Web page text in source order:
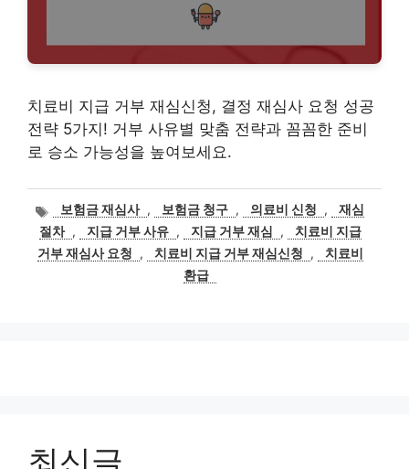
치료비 지급 거부 재심신청, 결정 재심사 요청 성공
전략 5가지! 거부 사유별 맞춤 전략과 꼼꼼한 준비
로 승소 가능성을 높여보세요.
태
그
보험금 재심사 , 보험금 청구 , 의료비 신청 ,
재심
절차 , 지급 거부 사유 , 지급 거부 재심 ,
치료비 지급
거부 재심사 요청
, 치료비 지급 거부 재심신청 ,
치료비
환급
최신글